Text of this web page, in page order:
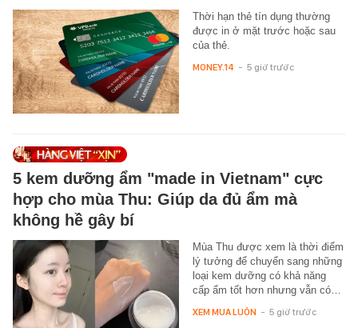
Thời hạn thẻ tín dụng thường
được in ở mặt trước hoặc sau
của thẻ.
MONEY.14 - 5 giờ trước
5 kem dưỡng ẩm "made in Vietnam" cực
hợp cho mùa Thu: Giúp da đủ ẩm mà
không hề gây bí
Mùa Thu được xem là thời điểm
lý tưởng để chuyển sang những
loại kem dưỡng có khả năng
cấp ẩm tốt hơn nhưng vẫn có…
XEM MUA LUÔN - 5 giờ trước